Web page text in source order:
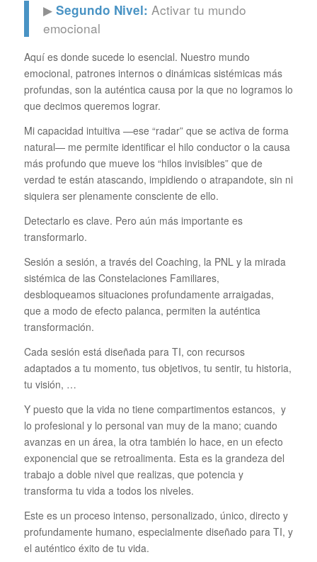
▶ Segundo Nivel: Activar tu mundo
emocional
Aquí es donde sucede lo esencial. Nuestro mundo
emocional, patrones internos o dinámicas sistémicas más
profundas, son la auténtica causa por la que no logramos lo
que decimos queremos lograr.
Mi capacidad intuitiva —ese “radar” que se activa de forma
natural— me permite identificar el hilo conductor o la causa
más profundo que mueve los “hilos invisibles” que de
verdad te están atascando, impidiendo o atrapandote, sin ni
siquiera ser plenamente consciente de ello.
Detectarlo es clave. Pero aún más importante es
transformarlo.
Sesión a sesión, a través del Coaching, la PNL y la mirada
sistémica de las Constelaciones Familiares,
desbloqueamos situaciones profundamente arraigadas,
que a modo de efecto palanca, permiten la auténtica
transformación.
Cada sesión está diseñada para TI, con recursos
adaptados a tu momento, tus objetivos, tu sentir, tu historia,
tu visión, …
Y puesto que la vida no tiene compartimentos estancos, y
lo profesional y lo personal van muy de la mano; cuando
avanzas en un área, la otra también lo hace, en un efecto
exponencial que se retroalimenta. Esta es la grandeza del
trabajo a doble nivel que realizas, que potencia y
transforma tu vida a todos los niveles.
Este es un proceso intenso, personalizado, único, directo y
profundamente humano, especialmente diseñado para TI, y
el auténtico éxito de tu vida.